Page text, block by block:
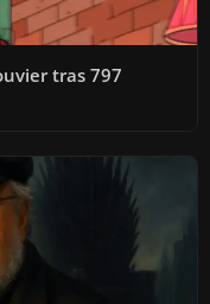
tras 797